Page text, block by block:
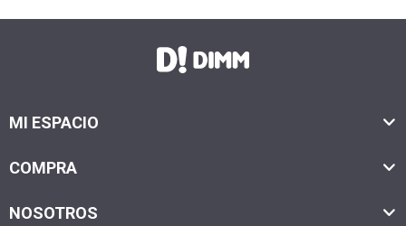
MI ESPACIO
COMPRA
NOSOTROS